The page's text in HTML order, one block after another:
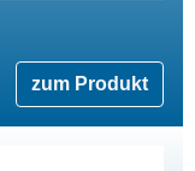
zum Produkt